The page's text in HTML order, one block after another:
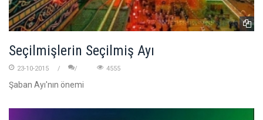
Seçilmişlerin Seçilmiş Ayı
23-10-2015 4555
Şaban Ayı'nın önemi